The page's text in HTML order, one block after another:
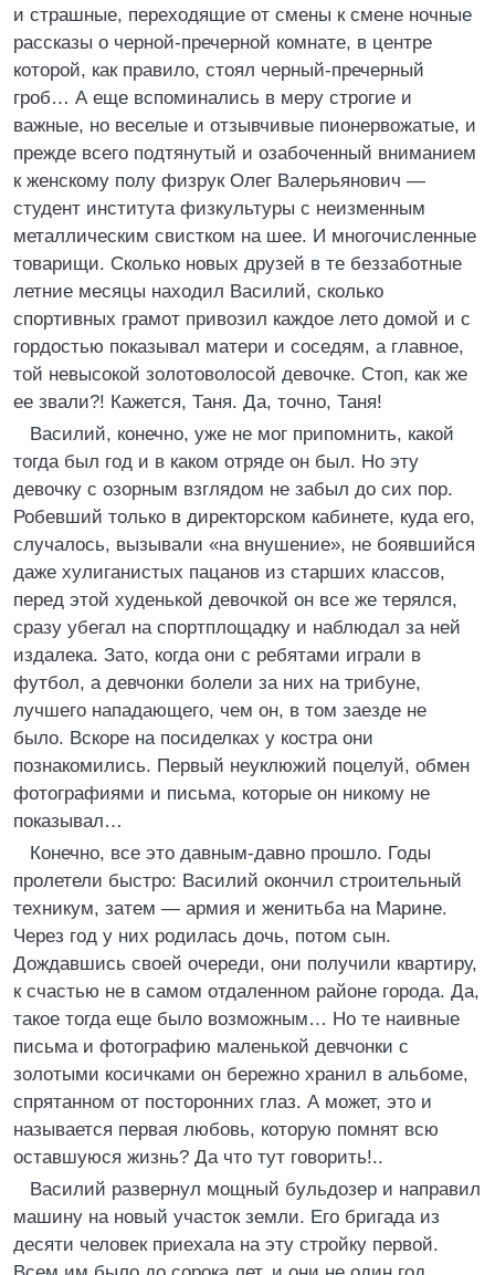
и страшные, переходящие от смены к смене ночные
рассказы о черной-пречерной комнате, в центре
которой, как правило, стоял черный-пречерный
гроб… А еще вспоминались в меру строгие и
важные, но веселые и отзывчивые пионервожатые, и
прежде всего подтянутый и озабоченный вниманием
к женскому полу физрук Олег Валерьянович —
студент института физкультуры с неизменным
металлическим свистком на шее. И многочисленные
товарищи. Сколько новых друзей в те беззаботные
летние месяцы находил Василий, сколько
спортивных грамот привозил каждое лето домой и с
гордостью показывал матери и соседям, а главное,
той невысокой золотоволосой девочке. Стоп, как же
ее звали?! Кажется, Таня. Да, точно, Таня!
Василий, конечно, уже не мог припомнить, какой
тогда был год и в каком отряде он был. Но эту
девочку с озорным взглядом не забыл до сих пор.
Робевший только в директорском кабинете, куда его,
случалось, вызывали «на внушение», не боявшийся
даже хулиганистых пацанов из старших классов,
перед этой худенькой девочкой он все же терялся,
сразу убегал на спортплощадку и наблюдал за ней
издалека. Зато, когда они с ребятами играли в
футбол, а девчонки болели за них на трибуне,
лучшего нападающего, чем он, в том заезде не
было. Вскоре на посиделках у костра они
познакомились. Первый неуклюжий поцелуй, обмен
фотографиями и письма, которые он никому не
показывал…
Конечно, все это давным-давно прошло. Годы
пролетели быстро: Василий окончил строительный
техникум, затем — армия и женитьба на Марине.
Через год у них родилась дочь, потом сын.
Дождавшись своей очереди, они получили квартиру,
к счастью не в самом отдаленном районе города. Да,
такое тогда еще было возможным… Но те наивные
письма и фотографию маленькой девчонки с
золотыми косичками он бережно хранил в альбоме,
спрятанном от посторонних глаз. А может, это и
называется первая любовь, которую помнят всю
оставшуюся жизнь? Да что тут говорить!..
Василий развернул мощный бульдозер и направил
машину на новый участок земли. Его бригада из
десяти человек приехала на эту стройку первой.